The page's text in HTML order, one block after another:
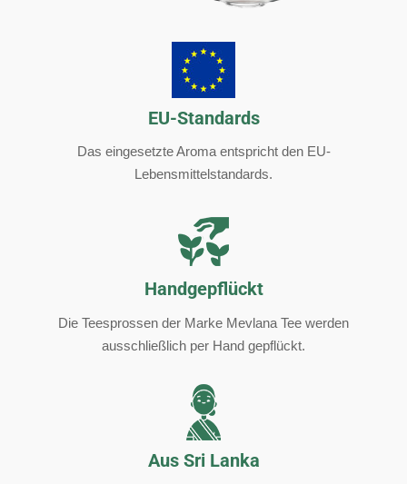
EU-Standards
Das eingesetzte Aroma entspricht den EU-
Lebensmittelstandards.
Handgepflückt
Die Teesprossen der Marke Mevlana Tee werden
ausschließlich per Hand gepflückt.
Aus Sri Lanka